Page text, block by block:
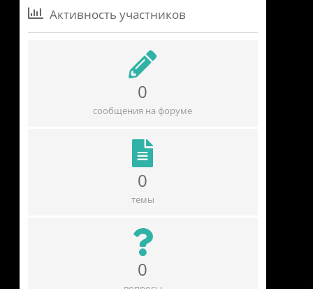
Активность участников
0
сообщения на форуме
0
темы
0